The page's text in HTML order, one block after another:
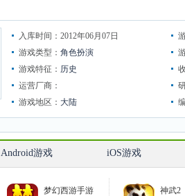
入库时间：2012年06月07日
游戏类型： 角色扮演
游戏特征： 历史
运营厂商：
游戏地区： 大陆
Android游戏 iOS游戏
梦幻西游手游
神武2